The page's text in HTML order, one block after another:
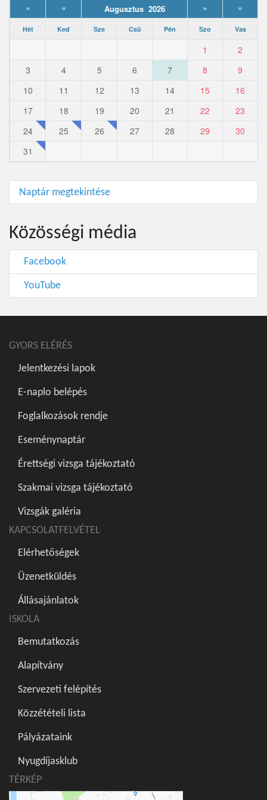
« « Augusztus 2026 » »
Hét Ked Sze Csü Pén Szo Vas
1
2
3
4 5 6 7 8
9
10
11 12 13 14 15
16
17
18 19 20 21 22
23
24
25 26 27 28 29
30
31
Naptár megtekintése
Közösségi média
Facebook
YouTube
GYORS ELÉRÉS
Jelentkezési lapok
E-naplo belépés
Foglalkozások rendje
Eseménynaptár
Érettségi vizsga tájékoztató
Szakmai vizsga tájékoztató
Vizsgák galéria
KAPCSOLATFELVÉTEL
Elérhetőségek
Üzenetküldés
Állásajánlatok
ISKOLA
Bemutatkozás
Alapítvány
Szervezeti felépítés
Közzétételi lista
Pályázataink
Nyugdíjasklub
TÉRKÉP